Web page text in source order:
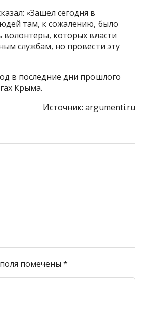
«Зашел сегодня в
там, к сожалению, было
которых власти
службам, но провести эту
в последние дни прошлого
Крыма.
Источник: argumenti.ru
помечены *